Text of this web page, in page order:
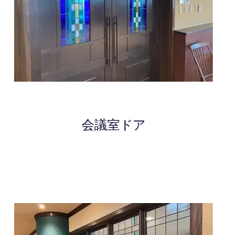
会議室ドア